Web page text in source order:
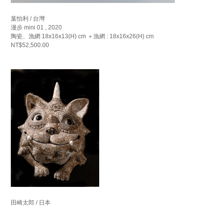
葉怡利 / 台灣
漫步 mini 01 , 2020
陶瓷、漁網 18x16x13(H) cm ＋漁網 : 18x16x26(H) cm
NT$52,500.00
田崎太郎 / 日本